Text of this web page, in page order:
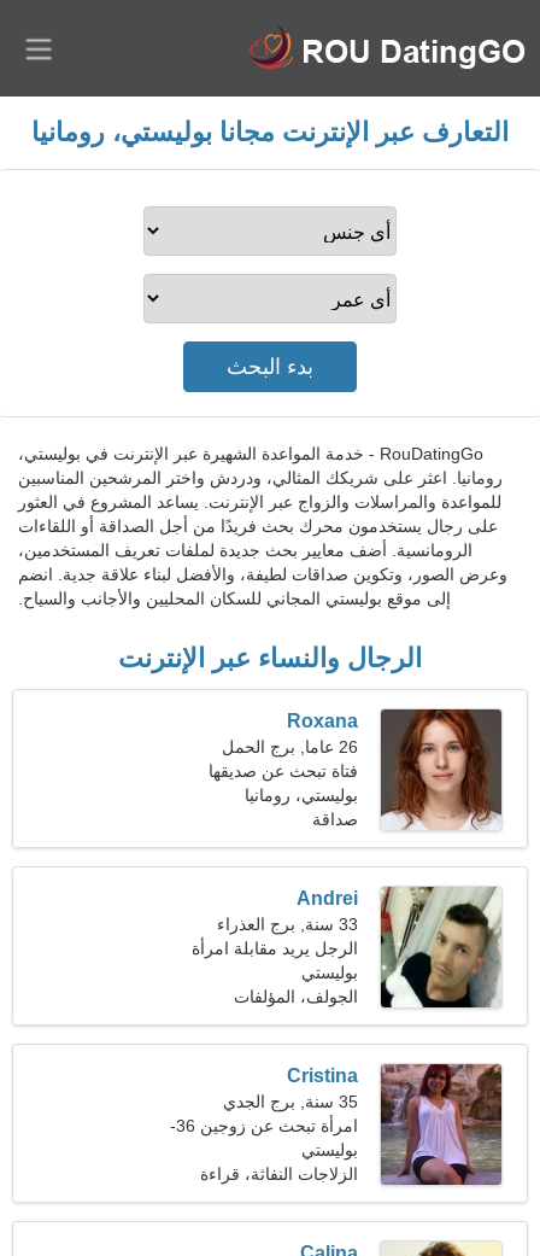
التعارف عبر الإنترنت مجانا بوليستي، رومانيا
RouDatingGo - خدمة المواعدة الشهيرة عبر الإنترنت في بوليستي،
رومانيا. اعثر على شريكك المثالي، ودردش واختر المرشحين المناسبين
للمواعدة والمراسلات والزواج عبر الإنترنت. يساعد المشروع في العثور
على رجال يستخدمون محرك بحث فريدًا من أجل الصداقة أو اللقاءات
الرومانسية. أضف معايير بحث جديدة لملفات تعريف المستخدمين،
وعرض الصور، وتكوين صداقات لطيفة، والأفضل لبناء علاقة جدية. انضم
إلى موقع بوليستي المجاني للسكان المحليين والأجانب والسياح.
الرجال والنساء عبر الإنترنت
Roxana
26 عاما, برج الحمل
فتاة تبحث عن صديقها
بوليستي، رومانيا
صداقة
Andrei
33 سنة, برج العذراء
الرجل يريد مقابلة امرأة
بوليستي
الجولف، المؤلفات
Cristina
35 سنة, برج الجدي
امرأة تبحث عن زوجين 36-
46
بوليستي
الزلاجات النفاثة، قراءة